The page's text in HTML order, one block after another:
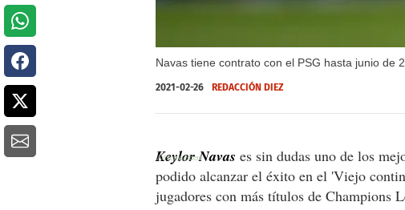
Navas tiene contrato con el PSG hasta junio de
2021-02-26 REDACCIÓN DIEZ
Keylor Navas es sin dudas uno de los
podido alcanzar el éxito en el 'Viejo
jugadores con más títulos de Champions